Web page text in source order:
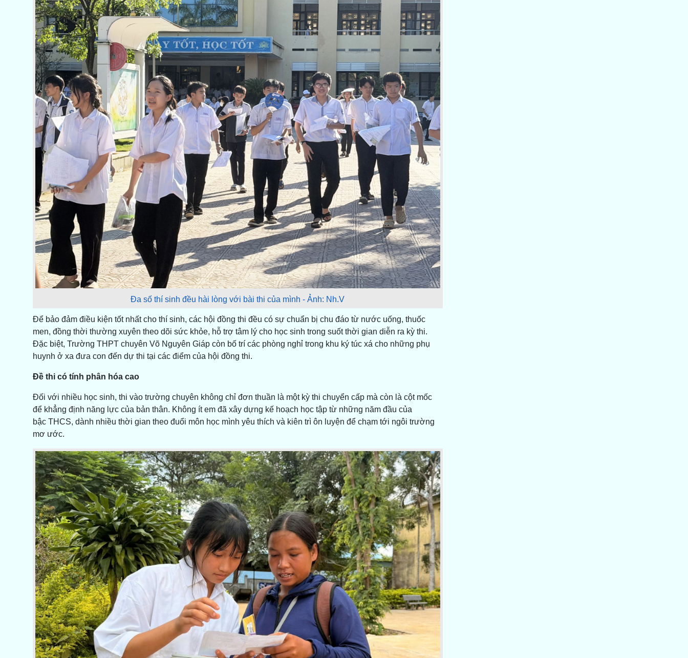
Đa số thí sinh đều hài lòng với bài thi của mình - Ảnh: Nh.V
Để bảo đảm điều kiện tốt nhất cho thí sinh, các hội đồng thi đều có sự chuẩn bị chu đáo từ nước uống, thuốc
men, đồng thời thường xuyên theo dõi sức khỏe, hỗ trợ tâm lý cho học sinh trong suốt thời gian diễn ra kỳ thi.
Đặc biệt, Trường THPT chuyên Võ Nguyên Giáp còn bố trí các phòng nghỉ trong khu ký túc xá cho những phụ
huynh ở xa đưa con đến dự thi tại các điểm của hội đồng thi.
Đề thi có tính phân hóa cao
Đối với nhiều học sinh, thi vào trường chuyên không chỉ đơn thuần là một kỳ thi chuyển cấp mà còn là cột mốc
để khẳng định năng lực của bản thân. Không ít em đã xây dựng kế hoạch học tập từ những năm đầu của
bậc THCS, dành nhiều thời gian theo đuổi môn học mình yêu thích và kiên trì ôn luyện để chạm tới ngôi trường
mơ ước.